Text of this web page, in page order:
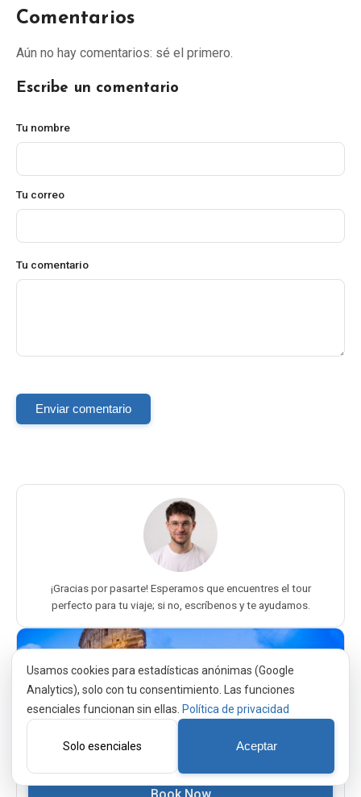
Comentarios
Aún no hay comentarios: sé el primero.
Escribe un comentario
Tu nombre
Tu correo
Tu comentario
Enviar comentario
¡Gracias por pasarte! Esperamos que encuentres el tour
perfecto para tu viaje; si no, escríbenos y te ayudamos.
Usamos cookies para estadísticas anónimas (Google
Analytics), solo con tu consentimiento. Las funciones
esenciales funcionan sin ellas. Política de privacidad
Solo esenciales Aceptar